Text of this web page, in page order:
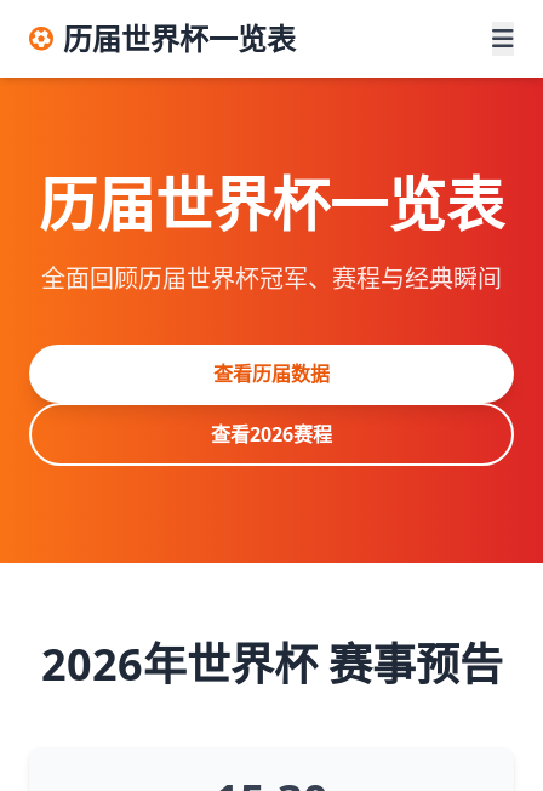
历届世界杯一览表
历届世界杯一览表
全面回顾历届世界杯冠军、赛程与经典瞬间
查看历届数据
查看2026赛程
2026年世界杯 赛事预告